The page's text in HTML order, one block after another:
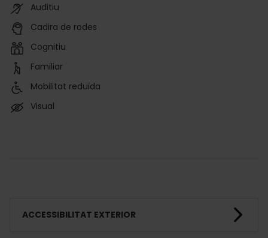
Auditiu
Cadira de rodes
Cognitiu
Familiar
Mobilitat reduïda
Visual
ACCESSIBILITAT EXTERIOR